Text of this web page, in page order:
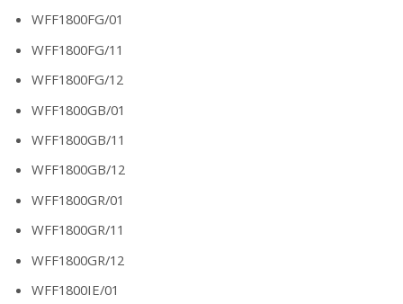
WFF1800FG/01
WFF1800FG/11
WFF1800FG/12
WFF1800GB/01
WFF1800GB/11
WFF1800GB/12
WFF1800GR/01
WFF1800GR/11
WFF1800GR/12
WFF1800IE/01